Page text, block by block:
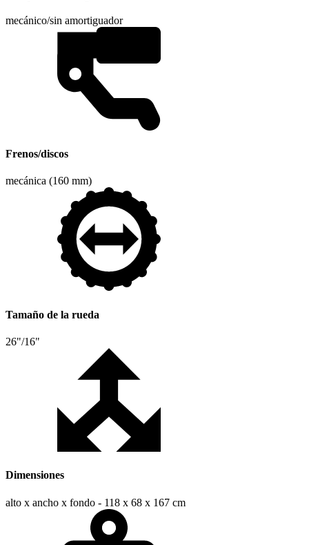
mecánico/sin amortiguador
Frenos/discos
mecánica (160 mm)
Tamaño de la rueda
26"/16"
Dimensiones
alto x ancho x fondo - 118 x 68 x 167 cm